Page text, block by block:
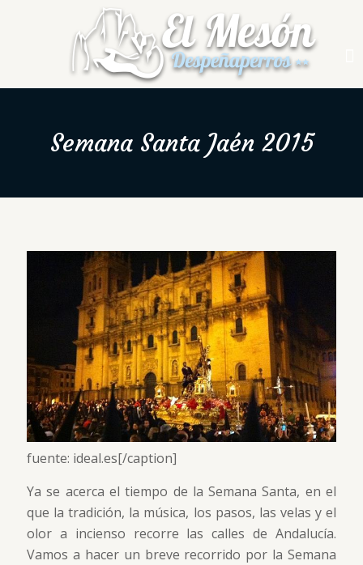
Semana Santa Jaén 2015
fuente: ideal.es[/caption]
Ya se acerca el tiempo de la Semana Santa, en el
que la tradición, la música, los pasos, las velas y el
olor a incienso recorre las calles de Andalucía.
Vamos a hacer un breve recorrido por la Semana